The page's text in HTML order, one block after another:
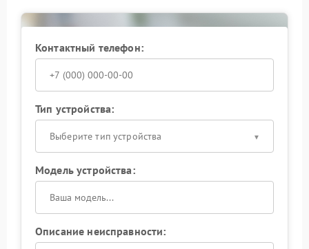
Ремонт в сервисном центре
Профессиональный ремонт в специализированном
центре дает гарантию качества. Мастера выполняют
замену ключевых элементов инвертора и
настраивают систему для стабильной работы.
Контактный телефон:
Тип устройства:
Выберите тип устройства
Модель устройства:
Описание неисправности: